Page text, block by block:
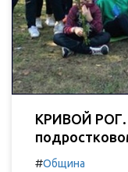
КРИВОЙ РОГ.
#Община